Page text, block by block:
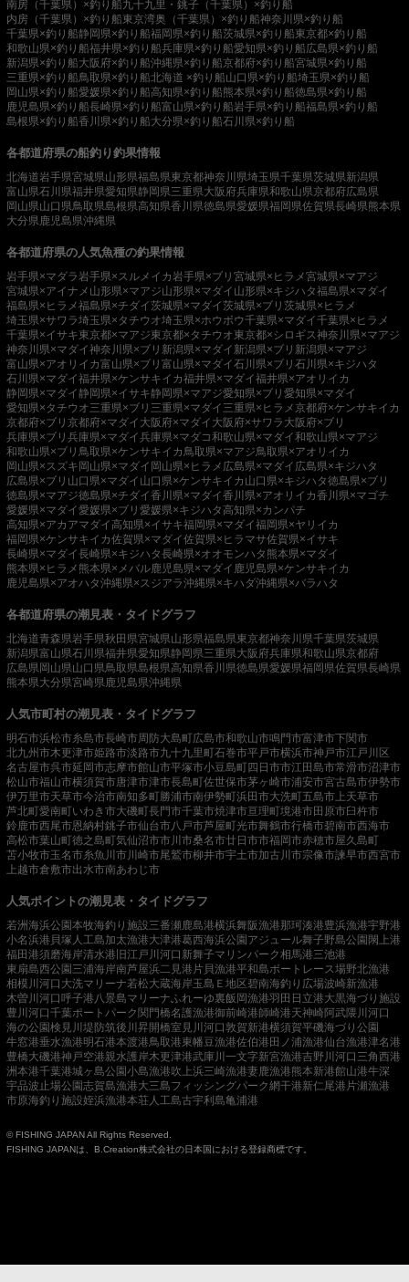
南房（千葉県）×釣り船九十九里・銚子（千葉県）×釣り船
内房（千葉県）×釣り船東京湾奥（千葉県）×釣り船神奈川県×釣り船
千葉県×釣り船静岡県×釣り船福岡県×釣り船茨城県×釣り船東京都×釣り船
和歌山県×釣り船福井県×釣り船兵庫県×釣り船愛知県×釣り船広島県×釣り船
新潟県×釣り船大阪府×釣り船沖縄県×釣り船京都府×釣り船宮城県×釣り船
三重県×釣り船鳥取県×釣り船北海道 ×釣り船山口県×釣り船埼玉県×釣り船
岡山県×釣り船愛媛県×釣り船高知県×釣り船熊本県×釣り船徳島県×釣り船
鹿児島県×釣り船長崎県×釣り船富山県×釣り船岩手県×釣り船福島県×釣り船
島根県×釣り船香川県×釣り船大分県×釣り船石川県×釣り船
各都道府県の船釣り釣果情報
北海道岩手県宮城県山形県福島県東京都神奈川県埼玉県千葉県茨城県新潟県
富山県石川県福井県愛知県静岡県三重県大阪府兵庫県和歌山県京都府広島県
岡山県山口県鳥取県島根県高知県香川県徳島県愛媛県福岡県佐賀県長崎県熊本県
大分県 鹿児島県沖縄県
各都道府県の人気魚種の釣果情報
岩手県×マダラ 岩手県×スルメイカ 岩手県×ブリ 宮城県×ヒラメ宮城県×マアジ
宮城県×アイナメ 山形県×マアジ山形県×マダイ 山形県×キジハタ福島県×マダイ
福島県×ヒラメ福島県×チダイ茨城県×マダイ茨城県×ブリ 茨城県×ヒラメ
埼玉県×サワラ埼玉県×タチウオ埼玉県×ホウボウ千葉県×マダイ千葉県×ヒラメ
千葉県×イサキ東京都×マアジ東京都×タチウオ東京都×シロギス神奈川県×マアジ
神奈川県×マダイ神奈川県×ブリ 新潟県×マダイ 新潟県×ブリ 新潟県×マアジ
富山県×アオリイカ富山県×ブリ 富山県×マダイ石川県×ブリ 石川県×キジハタ
石川県×マダイ福井県×ケンサキイカ福井県×マダイ福井県×アオリイカ
静岡県×マダイ静岡県×イサキ静岡県×マアジ愛知県×ブリ 愛知県×マダイ
愛知県×タチウオ三重県×ブリ 三重県×マダイ 三重県×ヒラメ京都府×ケンサキイカ
京都府×ブリ 京都府×マダイ 大阪府×マダイ 大阪府×サワラ 大阪府×ブリ
兵庫県×ブリ 兵庫県×マダイ兵庫県×マダコ和歌山県×マダイ和歌山県×マアジ
和歌山県×ブリ 鳥取県×ケンサキイカ 鳥取県×マアジ鳥取県×アオリイカ
岡山県×スズキ岡山県×マダイ 岡山県×ヒラメ 広島県×マダイ 広島県×キジハタ
広島県×ブリ 山口県×マダイ 山口県×ケンサキイカ 山口県×キジハタ徳島県×ブリ
徳島県×マアジ徳島県×チダイ香川県×マダイ香川県×アオリイカ香川県×マゴチ
愛媛県×マダイ愛媛県×ブリ 愛媛県×キジハタ高知県×カンパチ
高知県×アカアマダイ高知県×イサキ福岡県×マダイ福岡県×ヤリイカ
福岡県×ケンサキイカ佐賀県×マダイ佐賀県×ヒラマサ佐賀県×イサキ
長崎県×マダイ長崎県×キジハタ長崎県×オオモンハタ 熊本県×マダイ
熊本県×ヒラメ 熊本県×メバル鹿児島県×マダイ 鹿児島県×ケンサキイカ
鹿児島県×アオハタ沖縄県×スジアラ沖縄県×キハダ沖縄県×バラハタ
各都道府県の潮見表・タイドグラフ
北海道青森県岩手県秋田県宮城県山形県福島県東京都神奈川県千葉県茨城県
新潟県富山県石川県福井県愛知県静岡県三重県大阪府兵庫県和歌山県京都府
広島県岡山県山口県鳥取県島根県高知県香川県徳島県愛媛県福岡県佐賀県長崎県
熊本県大分県宮崎県 鹿児島県沖縄県
人気市町村の潮見表・タイドグラフ
明石市浜松市糸島市長崎市周防大島町広島市和歌山市鳴門市富津市下関市
北九州市木更津市姫路市淡路市九十九里町石巻市平戸市横浜市神戸市江戸川区
名古屋市呉市延岡市志摩市館山市平塚市小豆島町四日市市江田島市常滑市沼津市
松山市福山市横須賀市唐津市津市長島町佐世保市茅ヶ崎市浦安市宮古島市伊勢市
伊万里市天草市今治市南知多町勝浦市南伊勢町浜田市大洗町五島市 上天草市
芦北町愛南町いわき市大磯町長門市千葉市焼津市亘理町境港市田原市臼杵市
鈴鹿市西尾市恩納村銚子市仙台市八戸市芦屋町光市舞鶴市行橋市碧南市西海市
高松市葉山町徳之島町気仙沼市市川市桑名市廿日市市福岡市赤穂市屋久島町
苫小牧市玉名市糸魚川市 川崎市尾鷲市柳井市宇土市加古川市宗像市諫早市西宮市
上越市倉敷市出水市南あわじ市
人気ポイントの潮見表・タイドグラフ
若洲海浜公園本牧海釣り施設三番瀬 鹿島港横浜舞阪漁港那珂湊港豊浜漁港宇野港
小名浜港 貝塚人工島加太漁港大津港葛西海浜公園アジュール舞子野島公園閖上港
福田港須磨海岸清水港 旧江戸川河口 新舞子マリンパーク相馬港三池港
東扇島西公園三浦海岸南芦屋浜二見港 片貝漁港平和島ボートレース場野北漁港
相模川河口 大洗マリーナ若松大蔵海岸玉島Ｅ地区碧南海釣り広場波崎新漁港
木曽川河口呼子港 八景島マリーナふれーゆ裏飯岡漁港羽田 日立港大黒海づり施設
豊川河口千葉ポートパーク関門橋名護漁港御前崎港師崎港天神崎阿武隈川河口
海の公園検見川堤防筑後川昇開橋室見川河口敦賀新港横須賀平磯海づり公園
牛窓港垂水漁港明石港本渡港鳥取港東幡豆漁港佐伯港田ノ浦漁港仙台漁港津名港
豊橋大磯港神戸空港親水護岸木更津港武庫川一文字新宮漁港吉野川河口 三角西港
洲本港千葉港城ヶ島公園小島漁港吹上浜三崎漁港妻鹿漁港熊本新港館山港牛深
宇品波止場公園志賀島漁港大三島フィッシングパーク網干港新仁尾港 片瀬漁港
市原海釣り施設姪浜漁港本荘人工島古宇利島亀浦港
© FISHING JAPAN All Rights Reserved.
FISHING JAPANは、B.Creation株式会社の日本国における登録商標です。